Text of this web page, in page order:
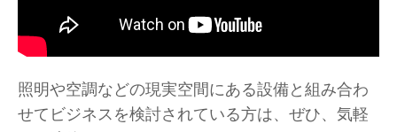
照明や空調などの現実空間にある設備と組み合わ
せてビジネスを検討されている方は、ぜひ、気軽